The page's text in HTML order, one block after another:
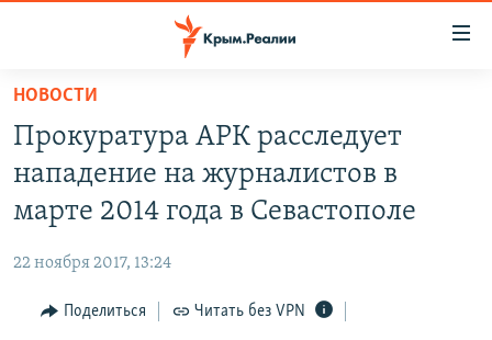
Вернуться
основному
содержанию
главной
навигации
Вернутся
СПЕЦПРОЕКТЫ
11 ЛЕТ ОККУПАЦИИ КРЫМА. 11 ИСТОРИЙ СОПРОТИВЛЕНИЯ
ЕЩЕ
ИНТЕРАКТИВ
РАДІО СВОБОДА
НОВОСТИ
Прокуратура АРК расследует
нападение на журналистов в
марте 2014 года в Севастополе
22 ноября 2017, 13:24
Поделиться Читать без VPN